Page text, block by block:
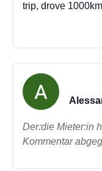
trip, drove
Der:die Mieter:in
Kommentar